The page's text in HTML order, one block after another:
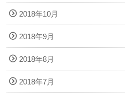
2018年10月
2018年9月
2018年8月
2018年7月